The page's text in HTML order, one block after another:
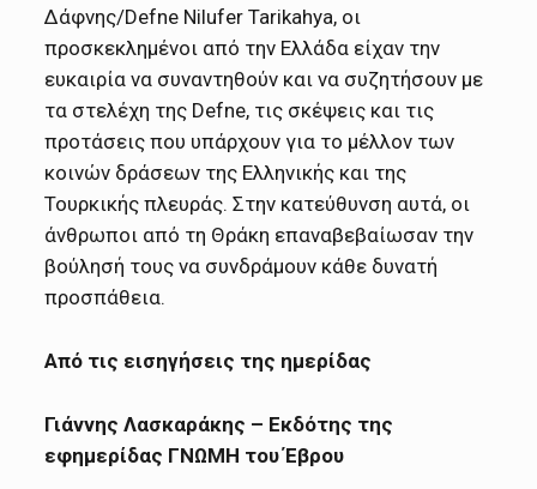
Δάφνης/Defne Nilufer Tarikahya, οι
προσκεκλημένοι από την Ελλάδα είχαν την
ευκαιρία να συναντηθούν και να συζητήσουν με
τα στελέχη της Defne, τις σκέψεις και τις
προτάσεις που υπάρχουν για το μέλλον των
κοινών δράσεων της Ελληνικής και της
Τουρκικής πλευράς. Στην κατεύθυνση αυτά, οι
άνθρωποι από τη Θράκη επαναβεβαίωσαν την
βούλησή τους να συνδράμουν κάθε δυνατή
προσπάθεια.
Από τις εισηγήσεις της ημερίδας
Γιάννης Λασκαράκης – Εκδότης της
εφημερίδας ΓΝΩΜΗ του Έβρου